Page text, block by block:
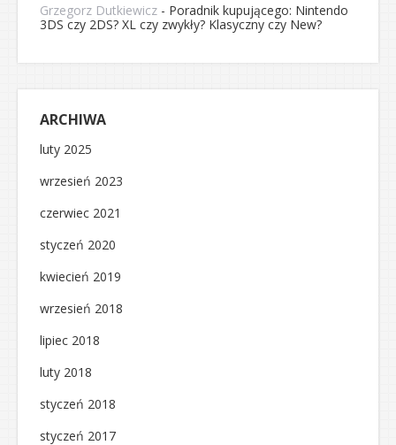
Grzegorz Dutkiewicz - Poradnik kupującego: Nintendo
3DS czy 2DS? XL czy zwykły? Klasyczny czy New?
ARCHIWA
luty 2025
wrzesień 2023
czerwiec 2021
styczeń 2020
kwiecień 2019
wrzesień 2018
lipiec 2018
luty 2018
styczeń 2018
styczeń 2017